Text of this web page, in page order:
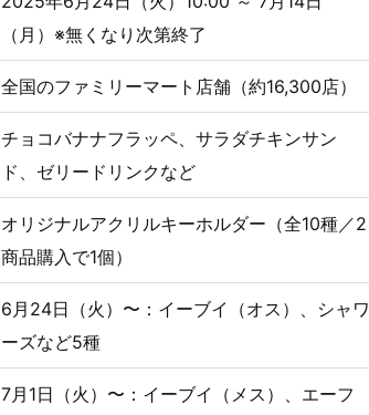
（月）※無くなり次第終了
全国のファミリーマート店舗（約16,300店）
チョコバナナフラッペ、サラダチキンサン
ド、ゼリードリンクなど
オリジナルアクリルキーホルダー（全10種／2
商品購入で1個）
6月24日（火）〜：イーブイ（オス）、シャワ
ーズなど5種
7月1日（火）〜：イーブイ（メス）、エーフ